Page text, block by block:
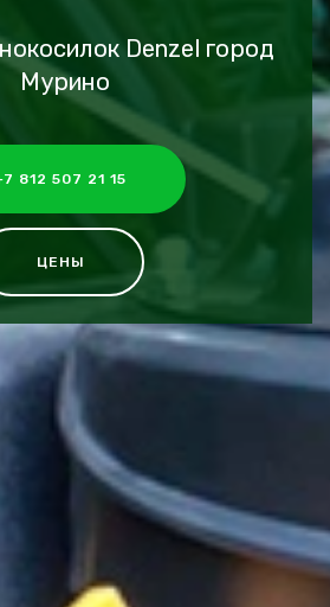
Denzel город
Мурино
812 507 21 15
ЦЕНЫ